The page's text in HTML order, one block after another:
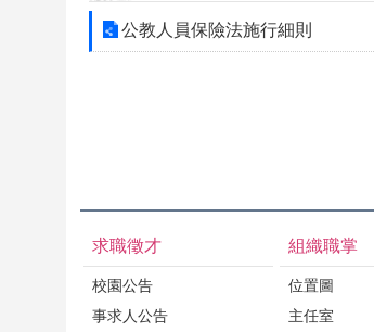
公教人員保險法施行細則
求職徵才
校園公告
事求人公告
組織職掌
位置圖
主任室